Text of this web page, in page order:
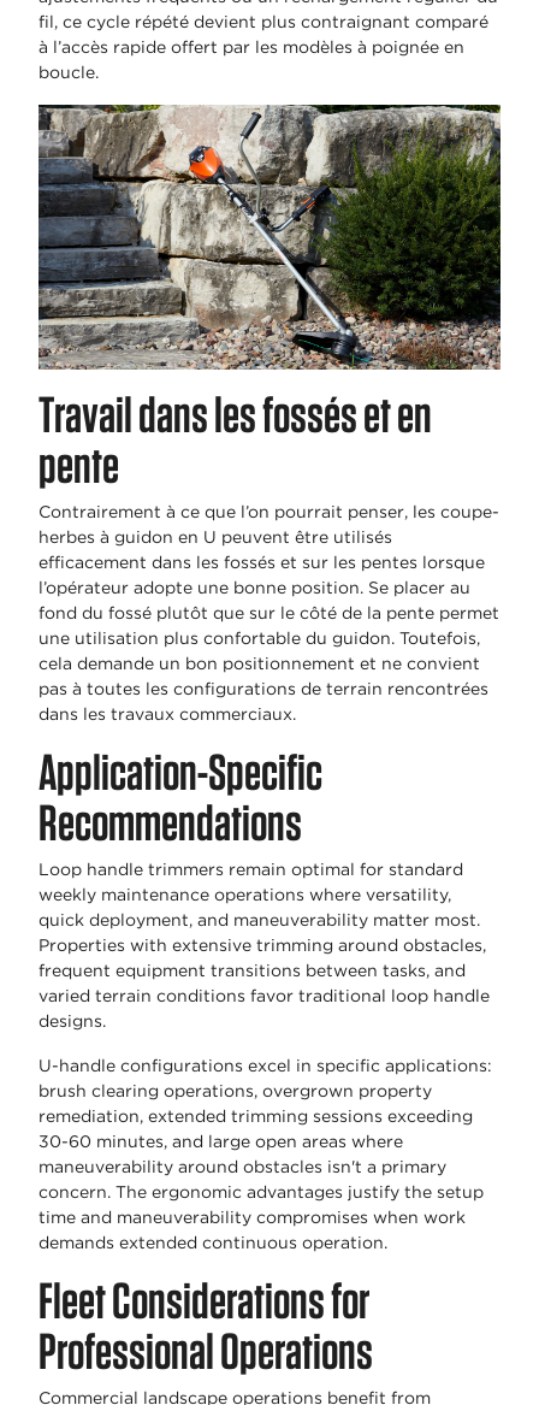
fil, ce cycle répété devient plus contraignant comparé
à l’accès rapide offert par les modèles à poignée en
boucle.
Travail dans les fossés et en
pente
Contrairement à ce que l’on pourrait penser, les coupe-
herbes à guidon en U peuvent être utilisés
efficacement dans les fossés et sur les pentes lorsque
l’opérateur adopte une bonne position. Se placer au
fond du fossé plutôt que sur le côté de la pente permet
une utilisation plus confortable du guidon. Toutefois,
cela demande un bon positionnement et ne convient
pas à toutes les configurations de terrain rencontrées
dans les travaux commerciaux.
Application-Specific
Recommendations
Loop handle trimmers remain optimal for standard
weekly maintenance operations where versatility,
quick deployment, and maneuverability matter most.
Properties with extensive trimming around obstacles,
frequent equipment transitions between tasks, and
varied terrain conditions favor traditional loop handle
designs.
U-handle configurations excel in specific applications:
brush clearing operations, overgrown property
remediation, extended trimming sessions exceeding
30-60 minutes, and large open areas where
maneuverability around obstacles isn't a primary
concern. The ergonomic advantages justify the setup
time and maneuverability compromises when work
demands extended continuous operation.
Fleet Considerations for
Professional Operations
Commercial landscape operations benefit from